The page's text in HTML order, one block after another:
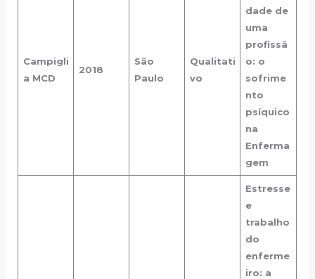
Campigli
a MCD
2018
São
Paulo
Qualitati
vo
dade de
uma
profissã
o: o
sofrime
nto
psíquico
na
Enferma
gem
Estresse
e
trabalho
do
enferme
iro: a